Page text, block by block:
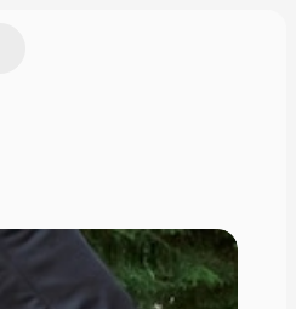
par image